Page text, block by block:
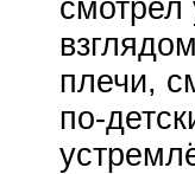
смотрел
плечи,
по-